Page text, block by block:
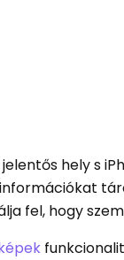
jelentős hely s
fel, hogy